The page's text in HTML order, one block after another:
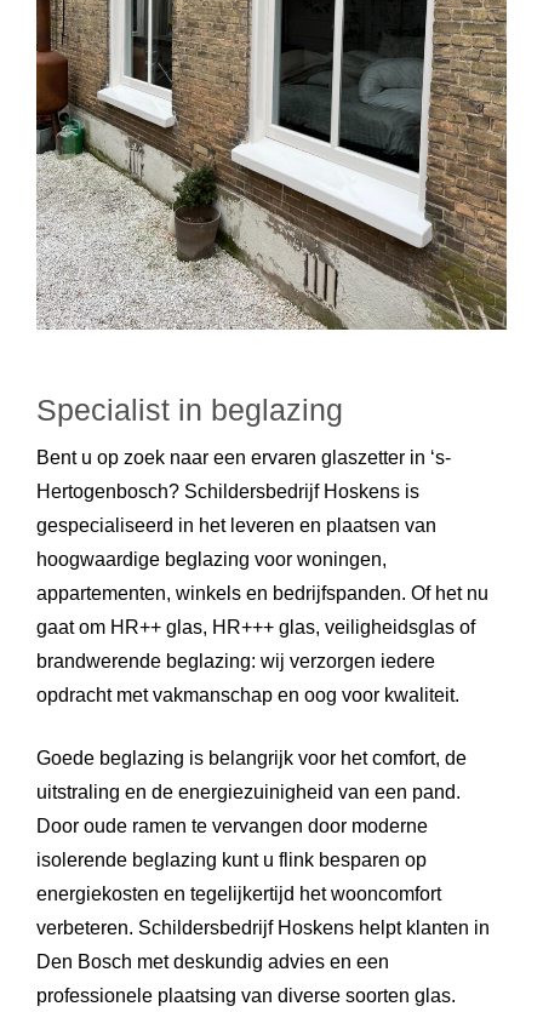
Specialist in beglazing
Bent u op zoek naar een ervaren glaszetter in ‘s-
Hertogenbosch? Schildersbedrijf Hoskens is
gespecialiseerd in het leveren en plaatsen van
hoogwaardige beglazing voor woningen,
appartementen, winkels en bedrijfspanden. Of het nu
gaat om HR++ glas, HR+++ glas, veiligheidsglas of
brandwerende beglazing: wij verzorgen iedere
opdracht met vakmanschap en oog voor kwaliteit.
Goede beglazing is belangrijk voor het comfort, de
uitstraling en de energiezuinigheid van een pand.
Door oude ramen te vervangen door moderne
isolerende beglazing kunt u flink besparen op
energiekosten en tegelijkertijd het wooncomfort
verbeteren. Schildersbedrijf Hoskens helpt klanten in
Den Bosch met deskundig advies en een
professionele plaatsing van diverse soorten glas.